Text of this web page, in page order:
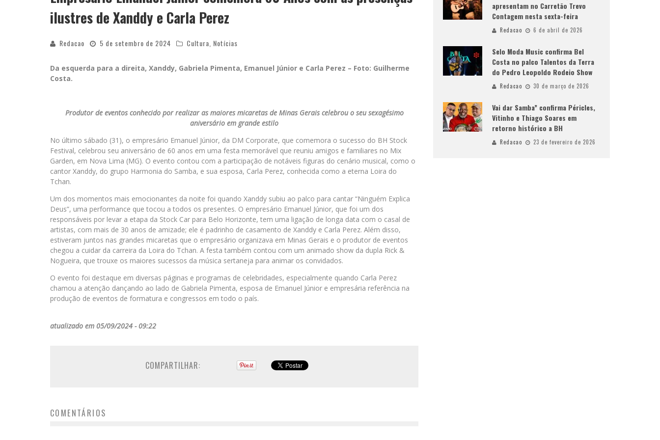
ilustres de Xanddy e Carla Perez
Redacao 5 de setembro de 2024 Cultura Notícias
Da esquerda para a direita, Xanddy, Gabriela Pimenta, Emanuel Júnior e Carla Perez – Foto: Guilherme
Costa.
Produtor de eventos conhecido por realizar as maiores micaretas de Minas Gerais celebrou o seu sexagésimo
aniversário em grande estilo
No último sábado (31), o empresário Emanuel Júnior, da DM Corporate, que comemora o sucesso do BH Stock
Festival, celebrou seu aniversário de 60 anos em uma festa memorável que reuniu amigos e familiares no Mix
Garden, em Nova Lima (MG). O evento contou com a participação de notáveis figuras do cenário musical, como o
cantor Xanddy, do grupo Harmonia do Samba, e sua esposa, Carla Perez, conhecida como a eterna Loira do
Tchan.
Um dos momentos mais emocionantes da noite foi quando Xanddy subiu ao palco para cantar “Ninguém Explica
Deus”, uma performance que tocou a todos os presentes. O empresário Emanuel Júnior, que foi um dos
responsáveis por levar a etapa da Stock Car para Belo Horizonte, tem uma ligação de longa data com o casal de
artistas, com mais de 30 anos de amizade; ele é padrinho de casamento de Xanddy e Carla Perez. Além disso,
estiveram juntos nas grandes micaretas que o empresário organizava em Minas Gerais e o produtor de eventos
chegou a cuidar da carreira da Loira do Tchan. A festa também contou com um animado show da dupla Rick &
Nogueira, que trouxe os maiores sucessos da música sertaneja para animar os convidados.
O evento foi destaque em diversas páginas e programas de celebridades, especialmente quando Carla Perez
chamou a atenção dançando ao lado de Gabriela Pimenta, esposa de Emanuel Júnior e empresária referência na
produção de eventos de formatura e congressos em todo o país.
atualizado em 05/09/2024 - 09:22
COMPARTILHAR:
COMENTÁRIOS
apresentam no Carretão Trevo
Contagem nesta sexta-feira
Redacao 6 de abril de 2026
Selo Moda Music confirma Bel
Costa no palco Talentos da Terra
do Pedro Leopoldo Rodeio Show
Redacao 30 de março de 2026
Vai dar Samba” confirma Péricles,
Vitinho e Thiago Soares em
retorno histórico a BH
Redacao 23 de fevereiro de 2026